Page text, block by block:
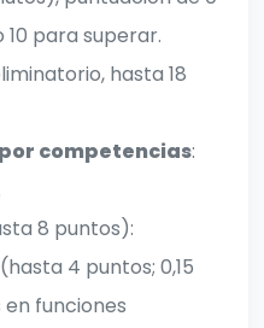
10 para superar.
hasta 18
competencias:
8 puntos):
4 puntos; 0,15
funciones